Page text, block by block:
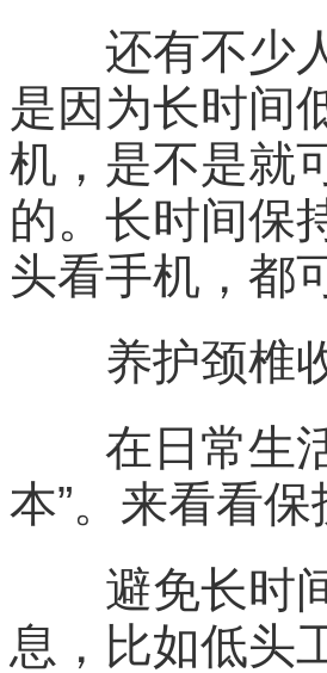
还有不少人
是因为长时间
机，是不是就
的。长时间保
头看手机，都
养护颈椎收
在日常生活
本”。来看看
避免长时间
息，比如低头